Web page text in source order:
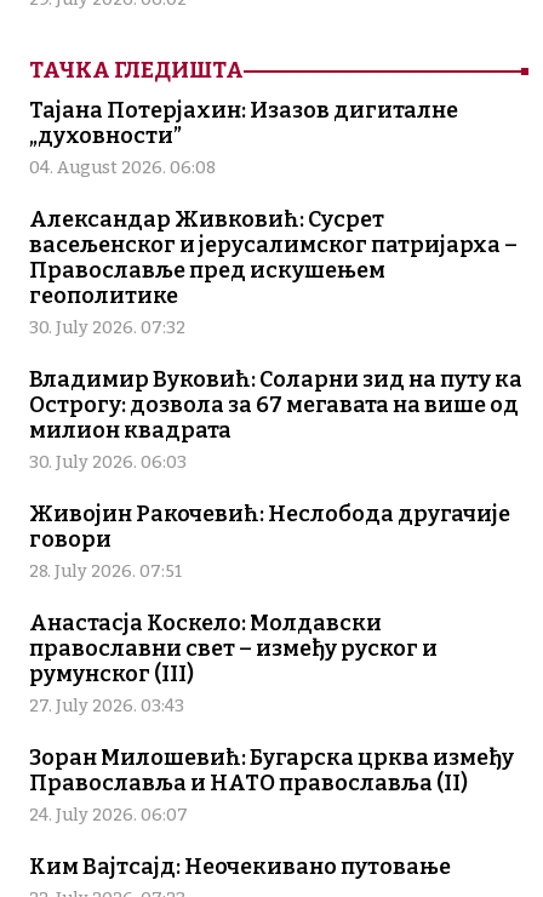
ТАЧКА ГЛЕДИШТА
Тајана Потерјахин: Изазов дигиталне
„духовности”
04. August 2026. 06:08
Александар Живковић: Сусрет
васељенског и јерусалимског патријарха –
Православље пред искушењем
геополитике
30. July 2026. 07:32
Владимир Вуковић: Соларни зид на путу ка
Острогу: дозвола за 67 мегавата на више од
милион квадрата
30. July 2026. 06:03
Живојин Ракочевић: Неслобода другачије
говори
28. July 2026. 07:51
Анастасја Коскело: Молдавски
православни свет – између руског и
румунског (III)
27. July 2026. 03:43
Зоран Милошевић: Бугарска црква између
Православља и НАТО православља (II)
24. July 2026. 06:07
Ким Вајтсајд: Неочекивано путовање